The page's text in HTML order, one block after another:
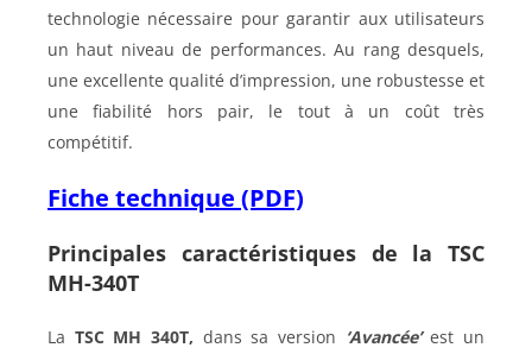
technologie nécessaire pour garantir aux utilisateurs
un haut niveau de performances. Au rang desquels,
une excellente qualité d’impression, une robustesse et
une fiabilité hors pair, le tout à un coût très
compétitif.
Fiche technique (PDF)
Principales caractéristiques de la TSC
MH-340T
La TSC MH 340T, dans sa version ‘Avancée’est un